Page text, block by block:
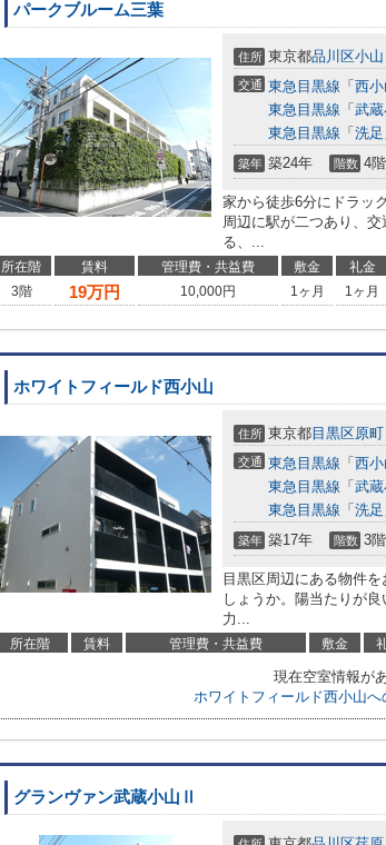
パークブルーム三葉
住所 東京都品川区小山
交通 東急目黒線 「 西小
東急目黒線 「 武
東急目黒線 「 洗足
築年 築24年 階数 4
家から徒歩6分にドラッ
周辺に駅が二つあり、
る、...
所在階 賃料 管理費・共益費 敷金 礼金
3階
19万円 10,000円 1ヶ月 1ヶ月
ホワイトフィールド西小山
住所 東京都目黒区原町
交通 東急目黒線 「 西小
東急目黒線 「 武
東急目黒線 「 洗足
築年 築17年 階数 3
目黒区周辺にある物件
しょうか。陽当たりが
力...
所在階 賃料 管理費・共益費 敷金
現在空室情報が
ホワイトフィールド西小山
グランヴァン武蔵小山Ⅱ